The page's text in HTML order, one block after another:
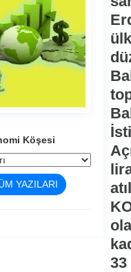
Köşesi
YAZILARI
33